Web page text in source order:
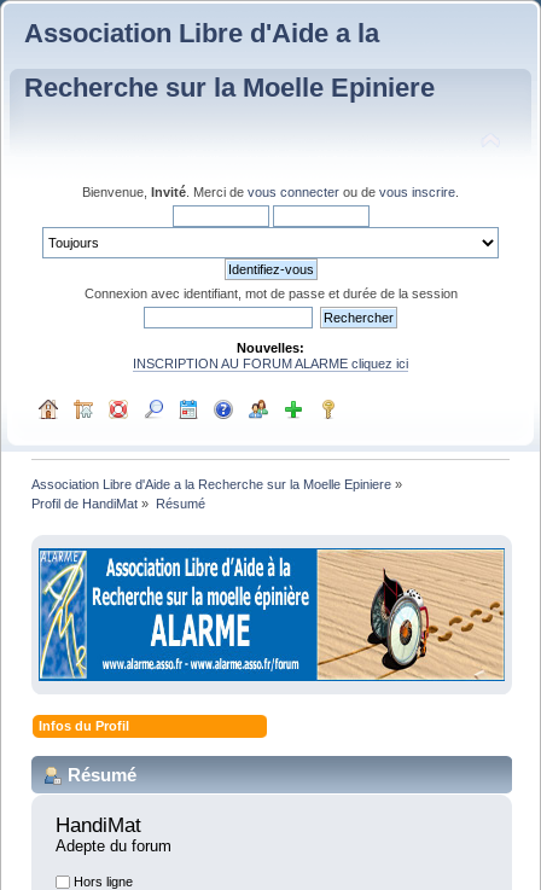
Association Libre d'Aide a la
Recherche sur la Moelle Epiniere
Bienvenue, Invité . Merci de vous connecter ou de vous inscrire
Connexion avec identifiant, mot de passe et durée de la session
Nouvelles:
INSCRIPTION AU FORUM ALARME cliquez ici
Association Libre d'Aide a la Recherche sur la Moelle Epiniere »
Profil de HandiMat » Résumé
Infos du Profil
Résumé
HandiMat
Adepte du forum
Hors ligne